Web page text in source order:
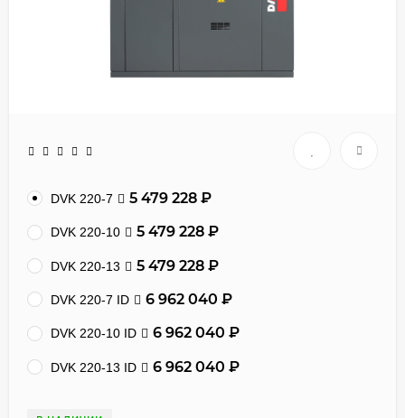
DVK 220-7 5 479 228
DVK 220-10 5 479 228
DVK 220-13 5 479 228
DVK 220-7 ID 6 962 040
DVK 220-10 ID 6 962 040
DVK 220-13 ID 6 962 040